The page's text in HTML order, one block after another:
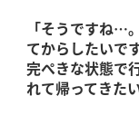
「そうですね…
てからしたいで
完ぺきな状態で
れて帰ってきた